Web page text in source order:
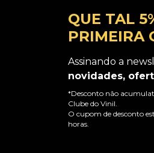
QUE TAL
PRIMEIRA
Assinando a
novidades,
*Desconto não
Clube do Vinil.
O cupom de desconto
horas.